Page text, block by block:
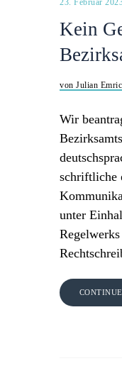
Kein
von Julian
Wir
schriftliche
unter